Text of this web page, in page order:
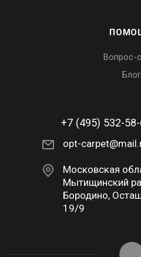
Вопрос-
Блог
+7 (495) 532-
opt-
Московская
Мытищинский
Бородино,
19/9